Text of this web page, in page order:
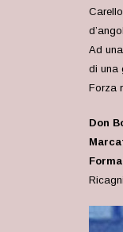
Ad
di una
Forza
Don